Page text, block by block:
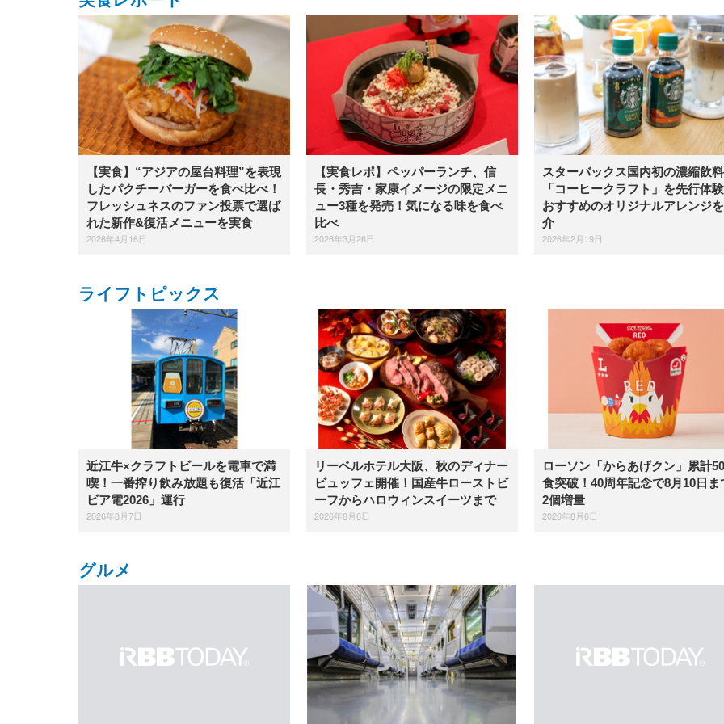
【実食】“アジアの屋台料理”を表現
したパクチーバーガーを食べ比べ！
フレッシュネスのファン投票で選ば
れた新作&復活メニューを実食
2026年4月16日
【実食レポ】ペッパーランチ、信
長・秀吉・家康イメージの限定メニ
ュー3種を発売！気になる味を食べ
比べ
2026年3月26日
スターバックス国内初の濃縮飲料
「コーヒークラフト」を先行体
おすすめのオリジナルアレンジ
介
2026年2月19日
ライフトピックス
近江牛×クラフトビールを電車で満
喫！一番搾り飲み放題も復活「近江
ビア電2026」運行
2026年8月7日
リーベルホテル大阪、秋のディナー
ビュッフェ開催！国産牛ローストビ
ーフからハロウィンスイーツまで
2026年8月6日
ローソン「からあげクン」累計
食突破！40周年記念で8月10日ま
2個増量
2026年8月6日
グルメ